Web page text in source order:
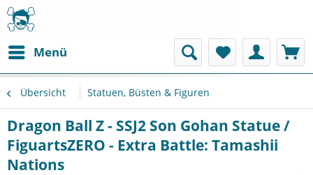
Menü
Übersicht Statuen, Büsten & Figuren
Dragon Ball Z - SSJ2 Son Gohan Statue /
FiguartsZERO - Extra Battle: Tamashii
Nations